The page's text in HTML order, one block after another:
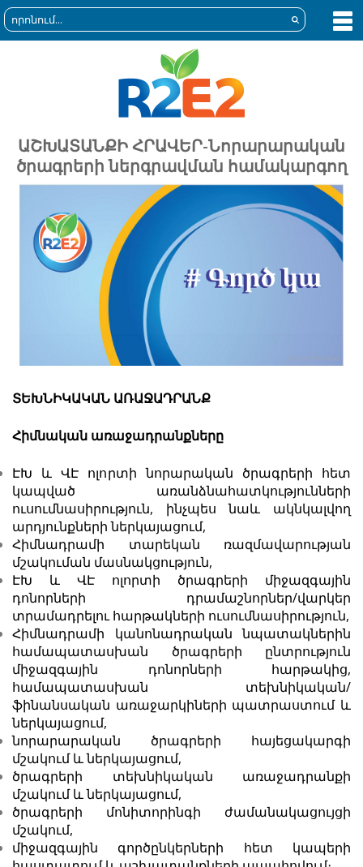
ԱՇԽԱՏԱՆՔԻ ՀՐԱՎԵՐ-Նորարարական
ծրագրերի ներգրավման համակարգող
ՏԵԽՆԻԿԱԿԱՆ ԱՌԱՋԱԴՐԱՆՔ
Հիմնական առաջադրանքները
ԷԽ և ՎԷ ոլորտի նորարական ծրագրերի հետ
կապված առանձնահատկությունների
ուսումնասիրություն, ինչպես նաև ակնկալվող
արդյունքների ներկայացում,
Հիմնադրամի տարեկան ռազմավարության
մշակուման մասնակցություն,
ԷԽ և ՎԷ ոլորտի ծրագրերի միջազգային
դոնորների դրամաշնորներ/վարկեր
տրամադրելու հարթակների ուսումնասիրություն,
Հիմնադրամի կանոնադրական նպատակներին
համապատասխան ծրագրերի ընտրություն
միջազգային դոնորների հարթակից,
համապատասխան տեխնիկական/
ֆինանսական առաջարկիների պատրաստում և
ներկայացում,
նորարարական ծրագրերի հայեցակարգի
մշակում և ներկայացում,
ծրագրերի տեխնիկական առաջադրանքի
մշակում և ներկայացում,
ծրագրերի մոնիտորինգի ժամանակացույցի
մշակում,
միջազգային գործընկերների հետ կապերի